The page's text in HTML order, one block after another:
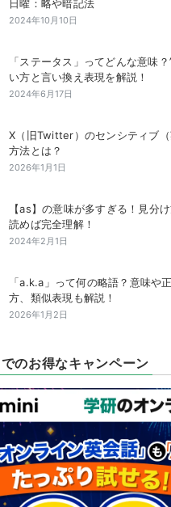
日曜：略や暗記法
2024年10月10日
「ステータス」ってどんな意味
い方と言い換え表現を解説！
2024年6月17日
X（旧Twitter）のセンシティブ
方法とは？
2026年1月1日
【as】の意味が多すぎる！見分
読めば完全理解！
2024年2月1日
「a.k.a」って何の略語？意味や
方、類似表現も解説！
2026年1月2日
のお得なキャンペーン